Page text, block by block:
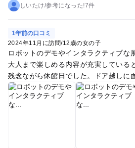
目を離さないように言われ了承して入
ちゃんと見ていて下さいと注意を受け
き出してしまい、私も悲しい気持ちで
た。 完全にこちらの不注意ではありま
はいけないものの説明に入ってはいな
子どもが触れられる高さにものを置い
理な話だと思いました。 高価だったり、触ってほしくないもの
があるのであれば、未就学児が入れる
しいたけ/参考に なった!7件
1年前の口コミ
2024年11月に訪問/12歳の女の子
ロボットのデモやインタラクティブな
大人まで楽しめる内容が充実している
残念ながら休館日でした。ドア越しに
うなので再度訪問したいと思います。